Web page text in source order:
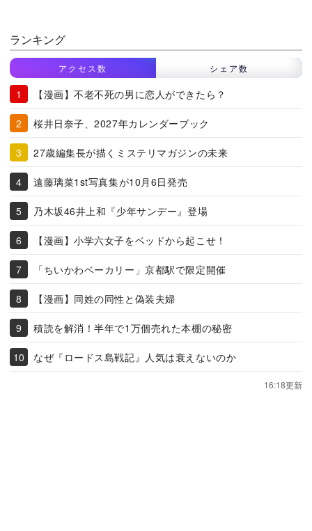
ランキング
アクセス数 シェア数
【漫画】不老不死の男に恋人ができたら？
桜井日奈子、2027年カレンダーブック
27歳編集長が描くミステリマガジンの未来
遠藤璃菜1st写真集が10月6日発売
乃木坂46井上和『少年サンデー』登場
【漫画】小学六女子をベッドから起こせ！
「ちいかわベーカリー」京都駅で限定開催
【漫画】同姓の同性と偽装夫婦
積読を解消！半年で1万個売れた本棚の秘密
なぜ『ロードス島戦記』人気は衰えないのか
16:18更新